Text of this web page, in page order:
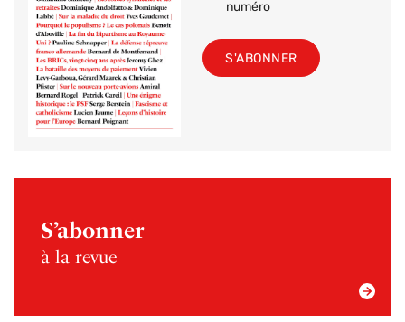
numéro
S'ABONNER
S’abonner
à la revue